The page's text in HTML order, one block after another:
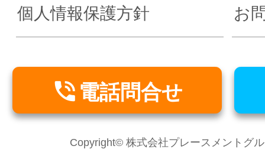
個人情報保護方針 お
 電話問合せ
Copyright© 株式会社プレースメントグ